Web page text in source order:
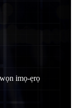
imọ-ẹrọ